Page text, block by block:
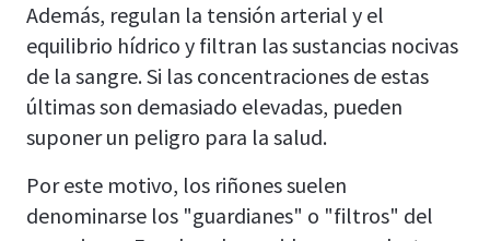
Además, regulan la tensión arterial y el
equilibrio hídrico y filtran las sustancias nocivas
de la sangre. Si las concentraciones de estas
últimas son demasiado elevadas, pueden
suponer un peligro para la salud.
Por este motivo, los riñones suelen
denominarse los "guardianes" o "filtros" del